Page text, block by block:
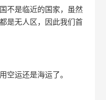
不是临近的国家，虽然
是无人区，因此我们首
空运还是海运了。